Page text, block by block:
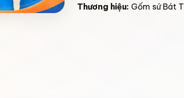
Thương hiệu: Gốm sứ Bát